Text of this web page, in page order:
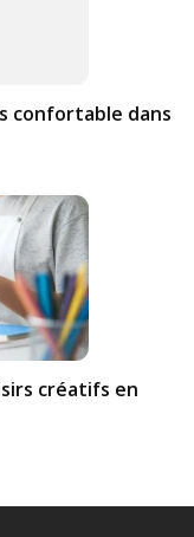
confortable dans
créatifs en